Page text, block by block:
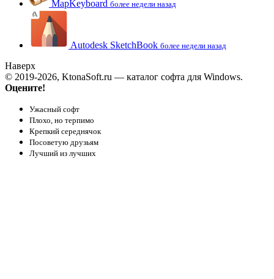
MapKeyboard более недели назад
Autodesk SketchBook более недели назад
Наверх
© 2019-2026, KtonaSoft.ru — каталог софта для Windows.
Оцените!
Ужасный софт
Плохо, но терпимо
Крепкий середнячок
Посоветую друзьям
Лучший из лучших